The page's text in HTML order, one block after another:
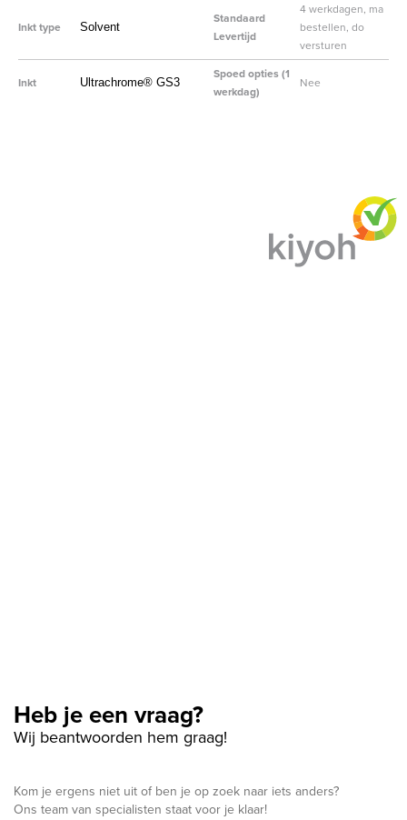
Inkt type Solvent
Standaard
Levertijd
4 werkdagen, ma
bestellen, do
versturen
Inkt Ultrachrome® GS3
Spoed opties (1
werkdag)
Nee
Heb je een vraag?
Wij beantwoorden hem graag!
Kom je ergens niet uit of ben je op zoek naar iets anders?
Ons team van specialisten staat voor je klaar!